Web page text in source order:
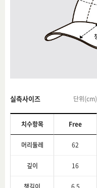
실측사이즈 단위(cm)
치수항목 Free
머리둘레 62
깊이 16